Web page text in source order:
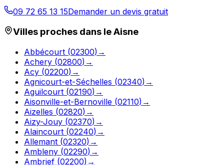
09 72 65 13 15Demander un devis gratuit
Villes proches dans leAisne
Abbécourt (02300) →
Achery (02800) →
Acy (02200) →
Agnicourt-et-Séchelles (02340) →
Aguilcourt (02190) →
Aisonville-et-Bernoville (02110) →
Aizelles (02820) →
Aizy-Jouy (02370) →
Alaincourt (02240) →
Allemant (02320) →
Ambleny (02290) →
Ambrief (02200) →